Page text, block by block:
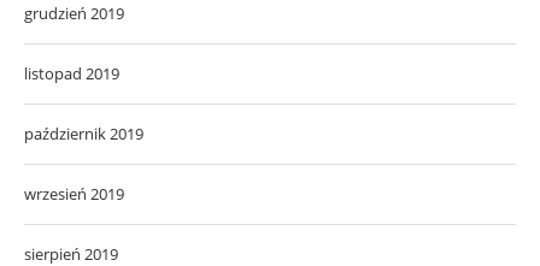
grudzień 2019
listopad 2019
październik 2019
wrzesień 2019
sierpień 2019